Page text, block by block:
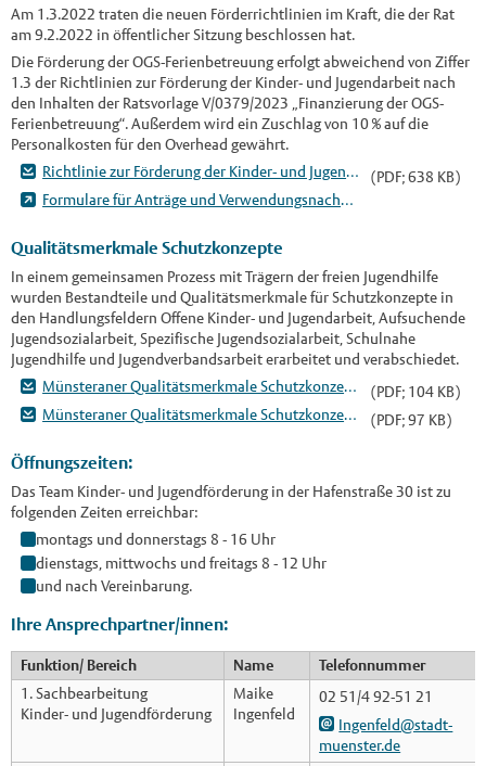
Am 1.3.2022 traten die neuen Förderrichtlinien im Kraft, die der Rat
am 9.2.2022 in öffentlicher Sitzung beschlossen hat.
Die Förderung der OGS-Ferienbetreuung erfolgt abweichend von Ziffer
1.3 der Richtlinien zur Förderung der Kinder- und Jugendarbeit nach
den Inhalten der Ratsvorlage V/0379/2023 „Finanzierung der OGS-
Ferienbetreuung“. Außerdem wird ein Zuschlag von 10 % auf die
Personalkosten für den Overhead gewährt.
Richtlinie zur Förderung der Kinder- und Jugendarbeit
(PDF; 638 KB)
Formulare für Anträge und Verwendungsnachweise
Qualitätsmerkmale Schutzkonzepte
In einem gemeinsamen Prozess mit Trägern der freien Jugendhilfe
wurden Bestandteile und Qualitätsmerkmale für Schutzkonzepte in
den Handlungsfeldern Offene Kinder- und Jugendarbeit, Aufsuchende
Jugendsozialarbeit, Spezifische Jugendsozialarbeit, Schulnahe
Jugendhilfe und Jugendverbandsarbeit erarbeitet und verabschiedet.
Münsteraner Qualitätsmerkmale Schutzkonzepte
(PDF; 104 KB)
Münsteraner Qualitätsmerkmale Schutzkonzepte Jugendverbände
(PDF; 97 KB)
Öffnungszeiten:
Das Team Kinder- und Jugendförderung in der Hafenstraße 30 ist zu
folgenden Zeiten erreichbar:
montags und donnerstags 8 - 16 Uhr
dienstags, mittwochs und freitags 8 - 12 Uhr
und nach Vereinbarung.
Ihre Ansprechpartner/innen:
Funktion/ Bereich Name
Telefonnummer
1. Sachbearbeitung
Kinder- und Jugendförderung
Maike
Ingenfeld
02 51/4 92-51 21
Ingenfeld@stadt-
muenster.de